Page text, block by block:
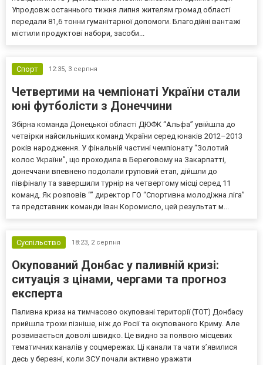
Упродовж останнього тижня липня жителям громад області
передали 81,6 тонни гуманітарної допомоги. Благодійні вантажі
містили продуктові набори, засоби...
Спорт 12:35, 3 серпня
Четвертими на чемпіонаті України стали
юні футболісти з Донеччини
Збірна команда Донецької області ДЮФК “Альфа” увійшла до
четвірки найсильніших команд України серед юнаків 2012–2013
років народження. У фінальній частині чемпіонату “Золотий
колос України”, що проходила в Береговому на Закарпатті,
донеччани впевнено подолали груповий етап, дійшли до
півфіналу та завершили турнір на четвертому місці серед 11
команд. Як розповів “” директор ГО “Спортивна молодіжна ліга”
та представник команди Іван Коромисло, цей результат м...
Суспільство 18:23, 2 серпня
Окупований Донбас у паливній кризі:
ситуація з цінами, чергами та прогноз
експерта
Паливна криза на тимчасово окуповані території (ТОТ) Донбасу
прийшла трохи пізніше, ніж до Росії та окупованого Криму. Але
розвивається доволі швидко. Це видно за появою місцевих
тематичних каналів у соцмережах. Ці канали та чати з’явилися
десь у березні, коли ЗСУ почали активно уражати